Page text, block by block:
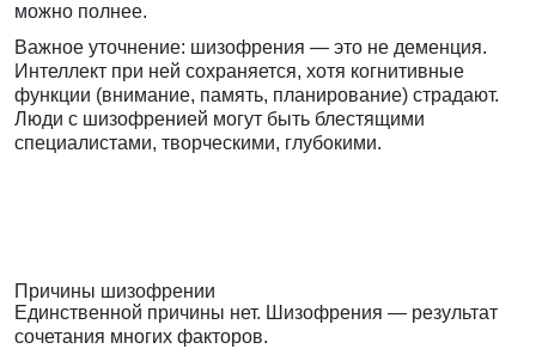
можно полнее.
Важное уточнение: шизофрения — это не деменция.
Интеллект при ней сохраняется, хотя когнитивные
функции (внимание, память, планирование) страдают.
Люди с шизофренией могут быть блестящими
специалистами, творческими, глубокими.
Причины шизофрении
Единственной причины нет. Шизофрения — результат
сочетания многих факторов.